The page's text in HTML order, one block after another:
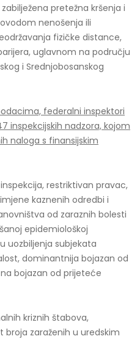
pretežna kršenja i
nenošenja ili
fizičke distance,
uglavnom na području
i Srednjobosanskog
federalni inspektori
inspekcijskih nadzora, kojom
naloga s finansijskim
restriktivan pravac,
kaznenih odredbi i
od zaraznih bolesti
epidemiološkoj
uozbiljenja subjekata
dominantnija bojazan od
bojazan od prijeteće
kriznih štabova,
broja zaraženih u uredskim